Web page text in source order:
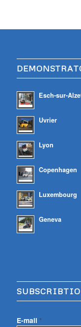
Esch-sur-
Uvrier
Lyon
Copenhagen
Luxembourg
Geneva
E-mail *